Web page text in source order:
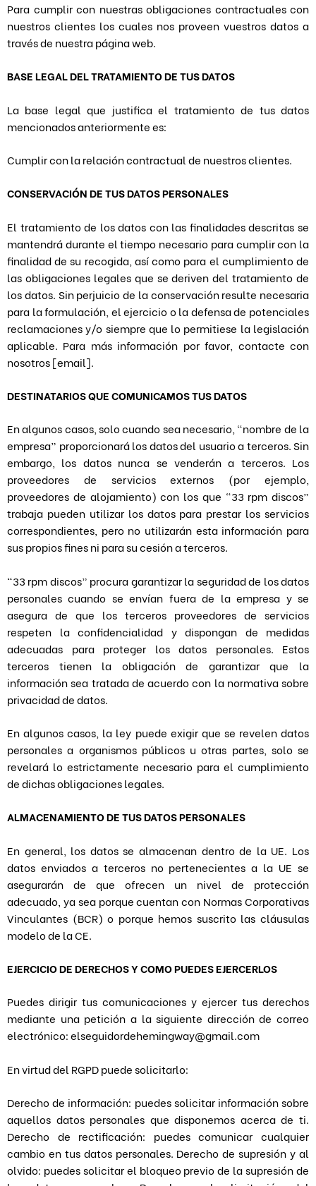
Para cumplir con nuestras obligaciones contractuales con
nuestros clientes los cuales nos proveen vuestros datos a
través de nuestra página web.
BASE LEGAL DEL TRATAMIENTO DE TUS DATOS
La base legal que justifica el tratamiento de tus datos
mencionados anteriormente es:
Cumplir con la relación contractual de nuestros clientes.
CONSERVACIÓN DE TUS DATOS PERSONALES
El tratamiento de los datos con las finalidades descritas se
mantendrá durante el tiempo necesario para cumplir con la
finalidad de su recogida, así como para el cumplimiento de
las obligaciones legales que se deriven del tratamiento de
los datos. Sin perjuicio de la conservación resulte necesaria
para la formulación, el ejercicio o la defensa de potenciales
reclamaciones y/o siempre que lo permitiese la legislación
aplicable. Para más información por favor, contacte con
nosotros [email].
DESTINATARIOS QUE COMUNICAMOS TUS DATOS
En algunos casos, solo cuando sea necesario, “nombre de la
empresa” proporcionará los datos del usuario a terceros. Sin
embargo, los datos nunca se venderán a terceros. Los
proveedores de servicios externos (por ejemplo,
proveedores de alojamiento) con los que “33 rpm discos”
trabaja pueden utilizar los datos para prestar los servicios
correspondientes, pero no utilizarán esta información para
sus propios fines ni para su cesión a terceros.
“33 rpm discos” procura garantizar la seguridad de los datos
personales cuando se envían fuera de la empresa y se
asegura de que los terceros proveedores de servicios
respeten la confidencialidad y dispongan de medidas
adecuadas para proteger los datos personales. Estos
terceros tienen la obligación de garantizar que la
información sea tratada de acuerdo con la normativa sobre
privacidad de datos.
En algunos casos, la ley puede exigir que se revelen datos
personales a organismos públicos u otras partes, solo se
revelará lo estrictamente necesario para el cumplimiento
de dichas obligaciones legales.
ALMACENAMIENTO DE TUS DATOS PERSONALES
En general, los datos se almacenan dentro de la UE. Los
datos enviados a terceros no pertenecientes a la UE se
asegurarán de que ofrecen un nivel de protección
adecuado, ya sea porque cuentan con Normas Corporativas
Vinculantes (BCR) o porque hemos suscrito las cláusulas
modelo de la CE.
EJERCICIO DE DERECHOS Y COMO PUEDES EJERCERLOS
Puedes dirigir tus comunicaciones y ejercer tus derechos
mediante una petición a la siguiente dirección de correo
electrónico: elseguidordehemingway@gmail.com
En virtud del RGPD puede solicitarlo:
Derecho de información: puedes solicitar información sobre
aquellos datos personales que disponemos acerca de ti.
Derecho de rectificación: puedes comunicar cualquier
cambio en tus datos personales. Derecho de supresión y al
olvido: puedes solicitar el bloqueo previo de la supresión de